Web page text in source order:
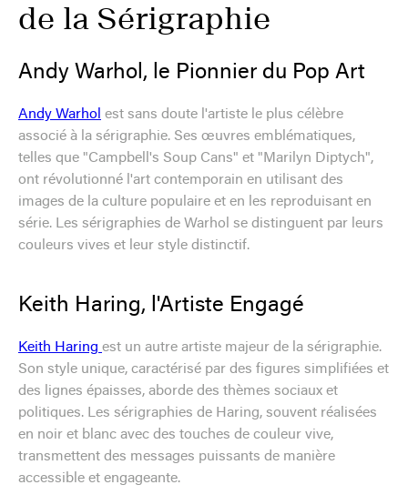
de la Sérigraphie
Andy Warhol, le Pionnier du Pop Art
Andy Warhol est sans doute l'artiste le plus célèbre
associé à la sérigraphie. Ses œuvres emblématiques,
telles que "Campbell's Soup Cans" et "Marilyn Diptych",
ont révolutionné l'art contemporain en utilisant des
images de la culture populaire et en les reproduisant en
série. Les sérigraphies de Warhol se distinguent par leurs
couleurs vives et leur style distinctif.
Keith Haring, l'Artiste Engagé
Keith Haring est un autre artiste majeur de la sérigraphie.
Son style unique, caractérisé par des figures simplifiées et
des lignes épaisses, aborde des thèmes sociaux et
politiques. Les sérigraphies de Haring, souvent réalisées
en noir et blanc avec des touches de couleur vive,
transmettent des messages puissants de manière
accessible et engageante.